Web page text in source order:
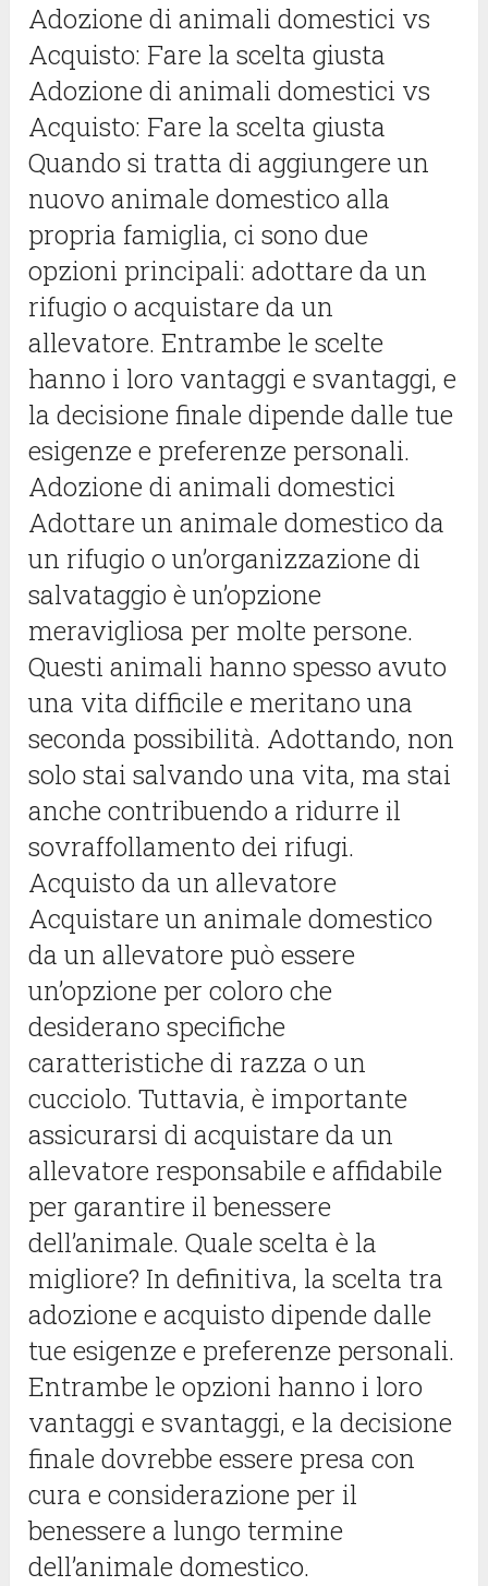
Adozione di animali domestici vs
Acquisto: Fare la scelta giusta
Adozione di animali domestici vs
Acquisto: Fare la scelta giusta
Quando si tratta di aggiungere un
nuovo animale domestico alla
propria famiglia, ci sono due
opzioni principali: adottare da un
rifugio o acquistare da un
allevatore. Entrambe le scelte
hanno i loro vantaggi e svantaggi, e
la decisione finale dipende dalle tue
esigenze e preferenze personali.
Adozione di animali domestici
Adottare un animale domestico da
un rifugio o un’organizzazione di
salvataggio è un’opzione
meravigliosa per molte persone.
Questi animali hanno spesso avuto
una vita difficile e meritano una
seconda possibilità. Adottando, non
solo stai salvando una vita, ma stai
anche contribuendo a ridurre il
sovraffollamento dei rifugi.
Acquisto da un allevatore
Acquistare un animale domestico
da un allevatore può essere
un’opzione per coloro che
desiderano specifiche
caratteristiche di razza o un
cucciolo. Tuttavia, è importante
assicurarsi di acquistare da un
allevatore responsabile e affidabile
per garantire il benessere
dell’animale. Quale scelta è la
migliore? In definitiva, la scelta tra
adozione e acquisto dipende dalle
tue esigenze e preferenze personali.
Entrambe le opzioni hanno i loro
vantaggi e svantaggi, e la decisione
finale dovrebbe essere presa con
cura e considerazione per il
benessere a lungo termine
dell’animale domestico.